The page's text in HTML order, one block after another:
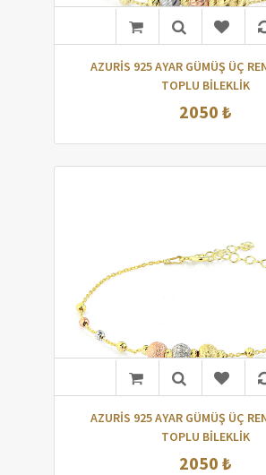
AZURİS 925 AYAR GÜMÜŞ ÜÇ
TOPLU BİLEKLİK
2050 ₺
AZURİS 925 AYAR GÜMÜŞ ÜÇ
TOPLU BİLEKLİK
2050 ₺